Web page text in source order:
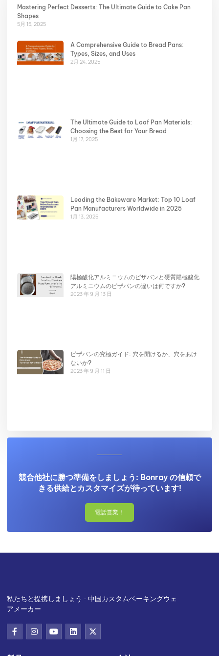
Mastering Perfect Desserts: The Ultimate Guide to Cake Pan
Shapes
5月 15, 2025
A Comprehensive Guide to Bread Pans:
Types, Sizes, and Uses
2月 24, 2025
The Ultimate Guide to Loaf Pan Materials:
Choosing the Best for Your Bread
1月 17, 2025
Leading the Bakeware Market: Top 10 Loaf
Pan Manufacturers Worldwide in 2025
1月 13, 2025
陽極酸化アルミニウムのピザパンと硬質陽極酸化
アルミニウムのピザパンの違いは何ですか?
2023 年 9 月 13 日
ピザパンの究極ガイド: 穴を開けるか、穴をあけ
ないか?
2023 年 9 月 11 日
競合他社に勝つ準備をしましょう: Bonray の信頼で
きる供給とカスタマイズが待っています!
電話営業！
私たちと提携しましょう - 中国カスタムベーキングウェ
アメーカー